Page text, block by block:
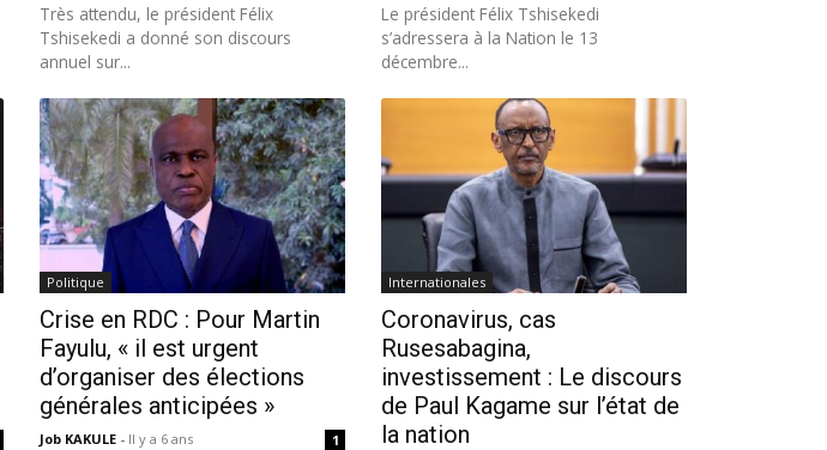
Très attendu, le président Félix
Tshisekedi a donné son discours
annuel sur...
Le président Félix Tshisekedi
s’adressera à la Nation le 13
décembre...
Politique
Crise en RDC : Pour Martin
Fayulu, « il est urgent
d’organiser des élections
générales anticipées »
Job KAKULE - Il y a 6 ans 1
Internationales
Coronavirus, cas
Rusesabagina,
investissement : Le discours
de Paul Kagame sur l’état de
la nation